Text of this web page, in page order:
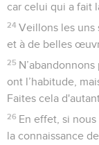
car celui qui a fait
24 Veillons les uns
et à de belles
25
ont l’habitude,
Faites cela
26 En effet, si
la connaissance